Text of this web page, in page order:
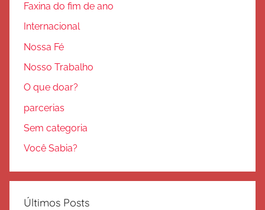
Faxina do fim de ano
Internacional
Nossa Fé
Nosso Trabalho
O que doar?
parcerias
Sem categoria
Você Sabia?
Últimos Posts